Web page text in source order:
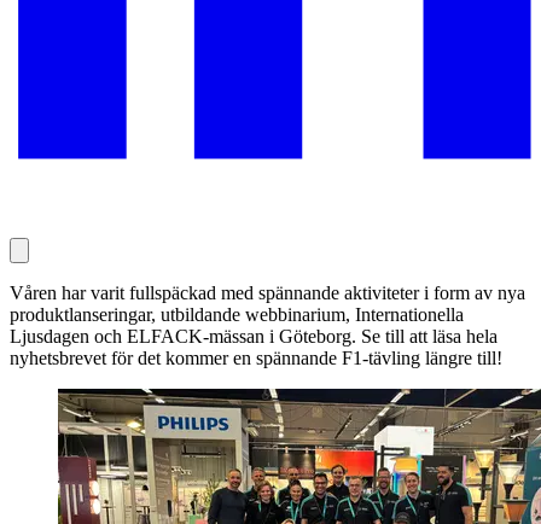
Våren har varit fullspäckad med spännande aktiviteter i form av nya
produktlanseringar, utbildande webbinarium, Internationella
Ljusdagen och ELFACK-mässan i Göteborg. Se till att läsa hela
nyhetsbrevet för det kommer en spännande F1-tävling längre till!